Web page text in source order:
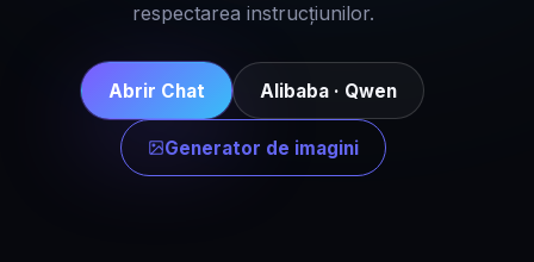
respectarea instrucțiunilor.
Abrir Chat Alibaba · Qwen
Generator de imagini